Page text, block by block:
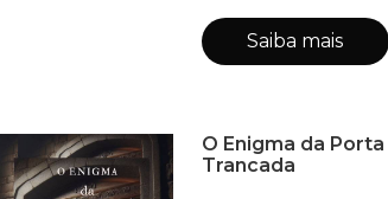
delegado ela se vê
alvo de um
assassino que
principalmente as
Saiba mais
O Enigma da Porta
Trancada